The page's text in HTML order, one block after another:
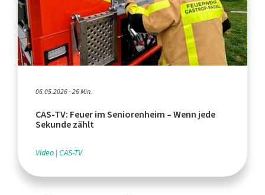
06.05.2026 - 26 Min.
CAS-TV: Feuer im Seniorenheim – Wenn jede
Sekunde zählt
Video CAS-TV